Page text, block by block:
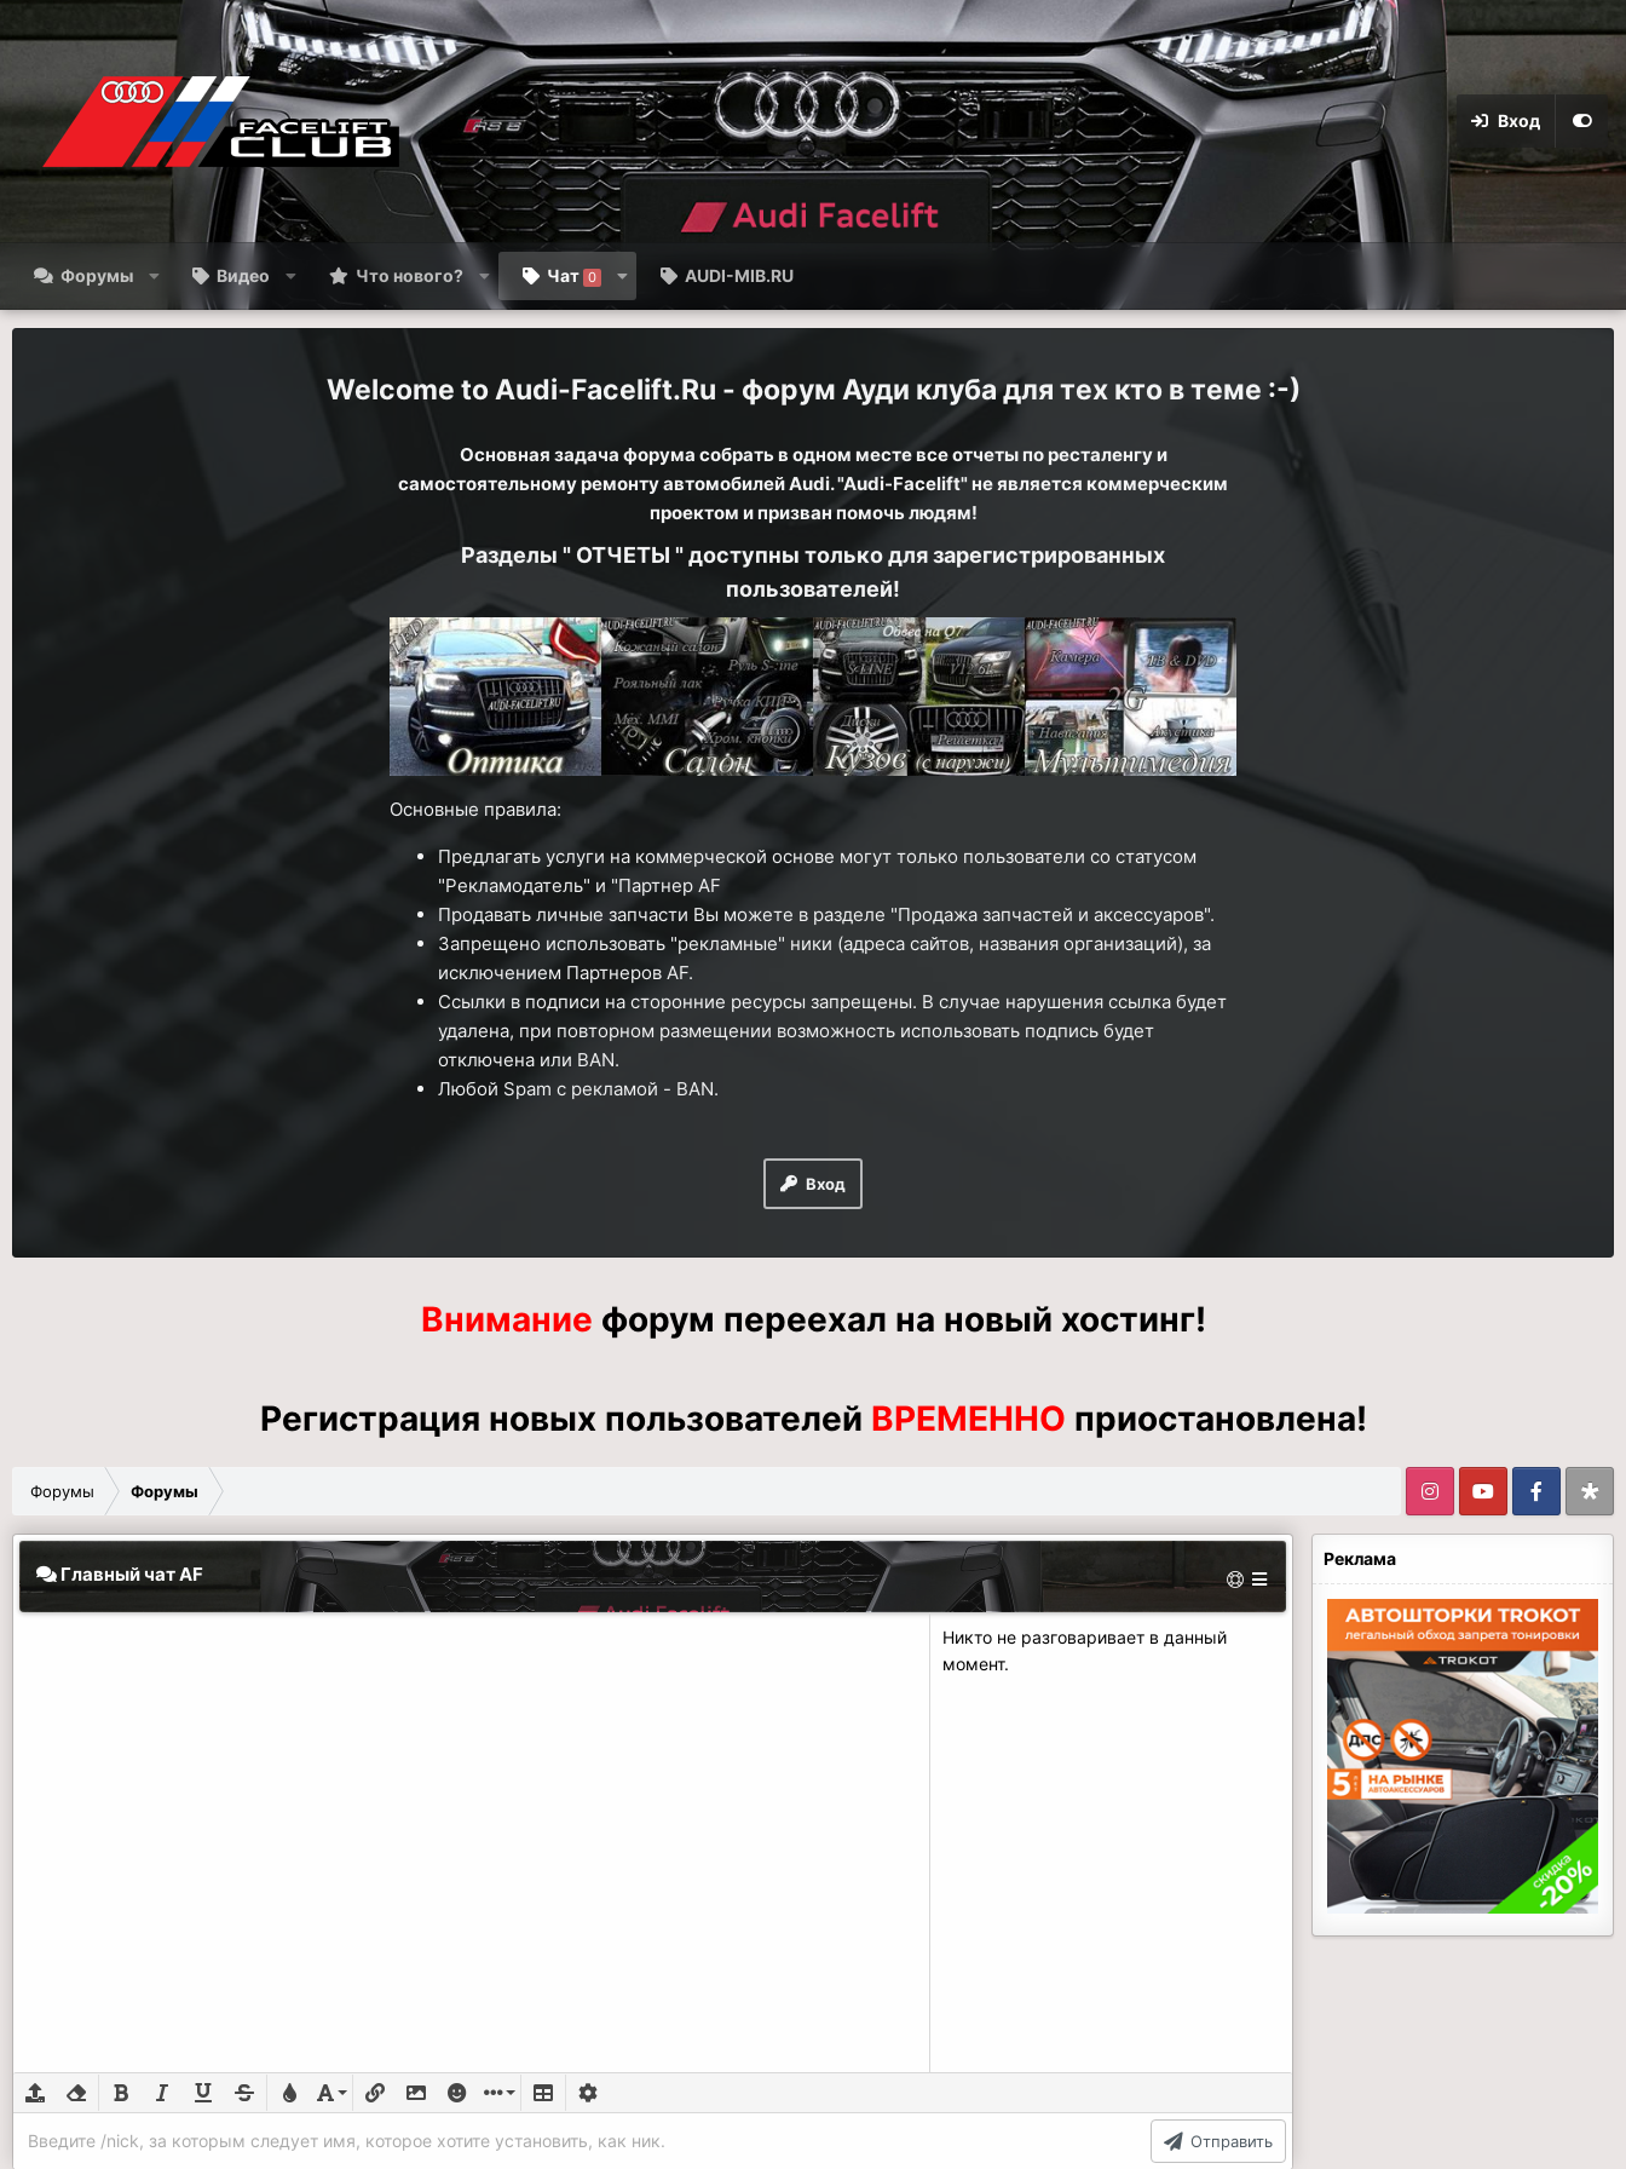
Вход
Форумы Видео Что нового? Чат 0 AUDI-MIB.RU
Audi-Facelift.Ru - форум Ауди клуба для тех кто в теме :-)
Основная задача форума собрать в одном месте все отчеты по ресталенгу и
самостоятельному ремонту автомобилей Audi. "Audi-Facelift" не является коммерческим
проектом и призван помочь людям!
Разделы " ОТЧЕТЫ " доступны только для зарегистрированных
пользователей!
Основные правила:
Предлагать услуги на коммерческой основе могут только пользователи со статусом
"Рекламодатель" и "Партнер AF
Продавать личные запчасти Вы можете в разделе "Продажа запчастей и аксессуаров".
Запрещено использовать "рекламные" ники (адреса сайтов, названия организаций), за
исключением Партнеров AF.
Ссылки в подписи на сторонние ресурсы запрещены. В случае нарушения ссылка будет
удалена, при повторном размещении возможность использовать подпись будет
отключена или BAN.
Любой Spam с рекламой - BAN.
Вход
Внимание форум переехал на новый хостинг!
Регистрация новых пользователей ВРЕМЕННО приостановлена!
Форумы Форумы
Главный чат AF
Никто не разговаривает в данный
момент.
Введите /nick, за которым следует имя, которое хотите установить, как ник.
Отправить
Реклама